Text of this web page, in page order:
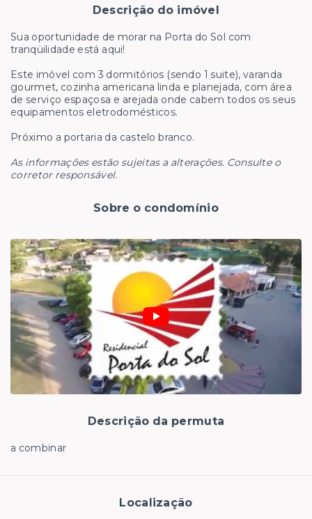
Descrição do imóvel
Sua oportunidade de morar na Porta do Sol com
tranqüilidade está aqui!
Este imóvel com 3 dormitórios (sendo 1 suite), varanda
gourmet, cozinha americana linda e planejada, com área
de serviço espaçosa e arejada onde cabem todos os seus
equipamentos eletrodomésticos.
Próximo a portaria da castelo branco.
As informações estão sujeitas a alterações. Consulte o
corretor responsável.
Sobre o condomínio
Descrição da permuta
a combinar
Localização